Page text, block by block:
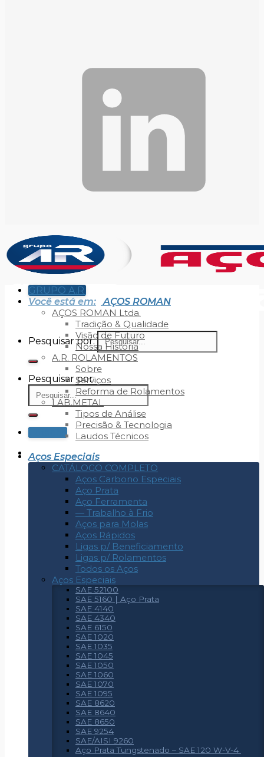
Pesquisar por:
Pesquisar por:
Cotação
GRUPO A.R.
Você está em:
AÇOS ROMAN
AÇOS ROMAN Ltda.
Tradição & Qualidade
Visão de Futuro
Nossa História
A.R. ROLAMENTOS
Sobre
Serviços
Reforma de Rolamentos
LAB.METAL
Tipos de Análise
Precisão & Tecnologia
Laudos Técnicos
Aços Especiais
CATÁLOGO COMPLETO
Aços Carbono Especiais
Aço Prata
Aço Ferramenta
— Trabalho à Frio
Aços para Molas
Aços Rápidos
Ligas p/ Beneficiamento
Ligas p/ Rolamentos
Todos os Aços
Aços Especiais
SAE 52100
SAE 5160 | Aço Prata
SAE 4140
SAE 4340
SAE 6150
SAE 1020
SAE 1035
SAE 1045
SAE 1050
SAE 1060
SAE 1070
SAE 1095
SAE 8620
SAE 8640
SAE 8650
SAE 9254
SAE/AISI 9260
Aço Prata Tungstenado – SAE 120 W-V-4